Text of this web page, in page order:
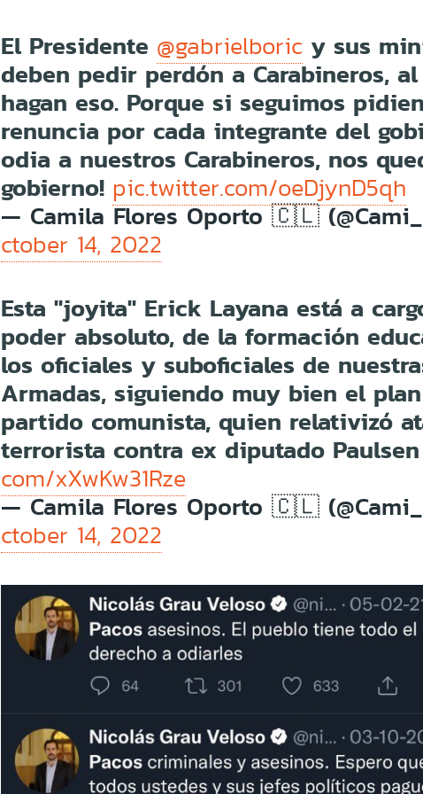
El Presidente @gabrielboric y sus
deben pedir perdón a Carabineros,
hagan eso. Porque si seguimos
renuncia por cada integrante del
odia a nuestros Carabineros, nos
gobierno! pic.twitter.com/oeDjynD5qh
— Camila Flores Oporto 🇨🇱
ctober 14, 2022
Esta "joyita" Erick Layana está a
poder absoluto, de la formación
los oficiales y suboficiales de
Armadas, siguiendo muy bien el
partido comunista, quien relativizó
terrorista contra ex diputado Paulsen
com/xXwKw31Rze
— Camila Flores Oporto 🇨🇱
ctober 14, 2022